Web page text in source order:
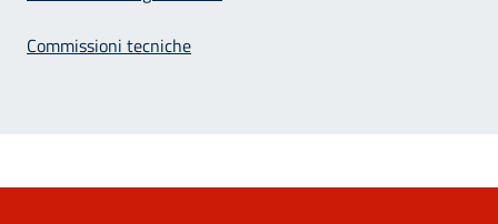
Commissioni tecniche